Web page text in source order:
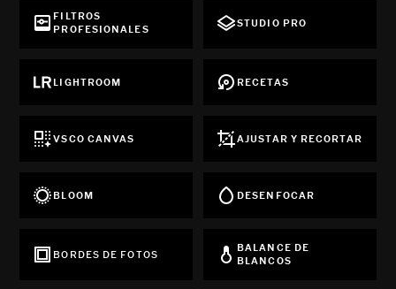
FILTROS
PROFESIONALES
STUDIO PRO
LIGHTROOM RECETAS
VSCO CANVAS AJUSTAR Y RECORTAR
BLOOM DESENFOCAR
BORDES DE FOTOS
BALANCE DE
BLANCOS